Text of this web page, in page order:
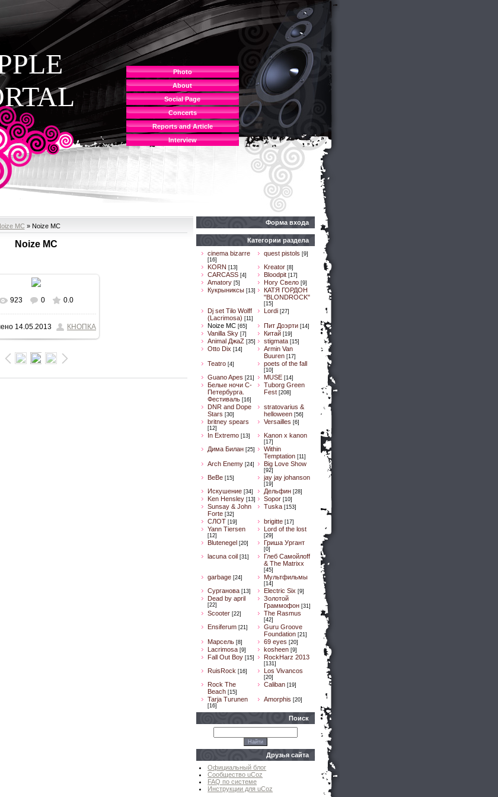
Photo
About
Social Page
Concerts
Reports and Article
Interview
MC» Noize MC
Noize MC
В реальном размере
640x427/ 44.6Kb
923 0 0.0
14.05.2013 КНОПКА
Форма входа
Категории раздела
cinema bizarre
[16]
quest pistols [9]
KORN [13] Kreator [8]
CARCASS [4] Bloodpit [17]
Amatory [5] Ногу Свело [9]
Кукрыниксы [13]
КАТЯ ГОРДОН
"BLONDROCK"
[15]
Dj set Tilo Wolff
(Lacrimosa) [11]
Lordi [27]
Noize MC [65] Пит Доэрти [14]
Vanilla Sky [7] Китай [19]
Animal ДжaZ [35] stigmata [15]
Otto Dix [14]
Armin Van
Buuren [17]
Teatro [4] poets of the fall
[10]
Guano Apes [21] MUSE [14]
Белые ночи С-
Петербурга.
Фестиваль [16]
Tuborg Green
Fest [208]
DNR and Dope
Stars [30]
stratovarius &
helloween [56]
britney spears
[12]
Versailles [6]
In Extremo [13] Kanon x kanon
[17]
Дима Билан [25]
Within
Temptation [11]
Arch Enemy [24] Big Love Show
[92]
BeBe [15] jay jay johanson
[19]
Искушение [34] Дельфин [28]
Ken Hensley [13] Sopor [10]
Sunsay & John
Forte [32]
Tuska [153]
CЛОТ [19] brigitte [17]
Yann Tiersen
[12]
Lord of the lost
[29]
Blutenegel [20] Гриша Ургант
[0]
lacuna coil [31]
Глеб Самойлоff
& The Matrixx
[45]
garbage [24] Мультфильмы
[14]
Сурганова [13] Electric Six [9]
Dead by april
[22]
Золотой
Граммофон [31]
Scooter [22] The Rasmus
[42]
Ensiferum [21]
Guru Groove
Foundation [21]
Марсель [8] 69 eyes [20]
Lacrimosa [9] kosheen [9]
Fall Out Boy [15] RockHarz 2013
[131]
RuisRock [16] Los Vivancos
[20]
Rock The
Beach [15]
Caliban [19]
Tarja Turunen
[16]
Amorphis [20]
Поиск
Друзья сайта
Официальный блог
Сообщество uCoz
FAQ по системе
Инструкции для uCoz